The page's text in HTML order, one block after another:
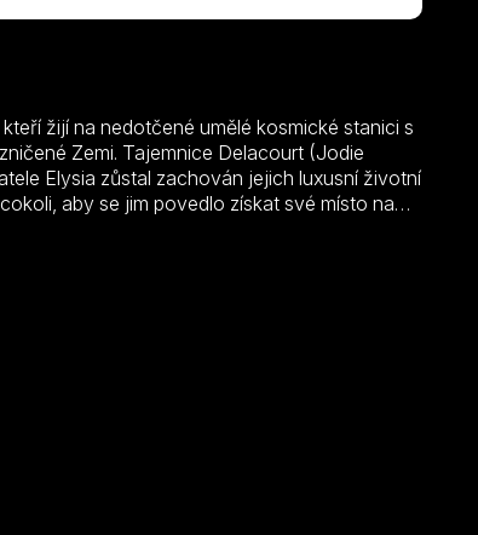
žijí na nedotčené umělé kosmické stanici s
Zemi. Tajemnice Delacourt (Jodie
Elysia zůstal zachován jejich luxusní životní
aby se jim povedlo získat své místo na
operace, která by mohla přinést rovnost